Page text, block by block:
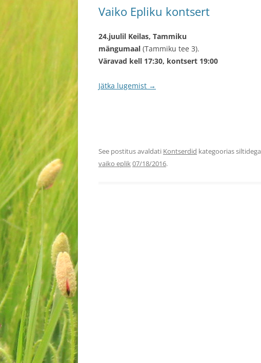
Vaiko Epliku kontsert
24.juulil Keilas, Tammiku
mängumaal (Tammiku tee 3).
Väravad kell 17:30, kontsert 19:00
Jätka lugemist →
See postitus avaldati Kontserdid kategoorias siltidega
vaiko eplik07/18/2016.